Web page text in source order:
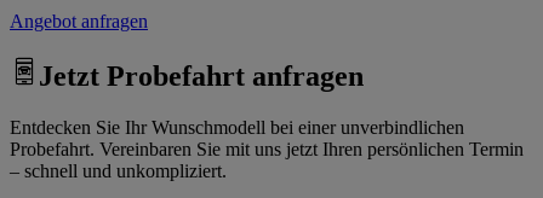
Angebot anfragen
Jetzt Probefahrt anfragen
Entdecken Sie Ihr Wunschmodell bei einer unverbindlichen
Probefahrt. Vereinbaren Sie mit uns jetzt Ihren persönlichen Termin
– schnell und unkompliziert.